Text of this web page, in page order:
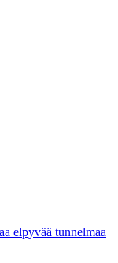
elpyvää tunnelmaa